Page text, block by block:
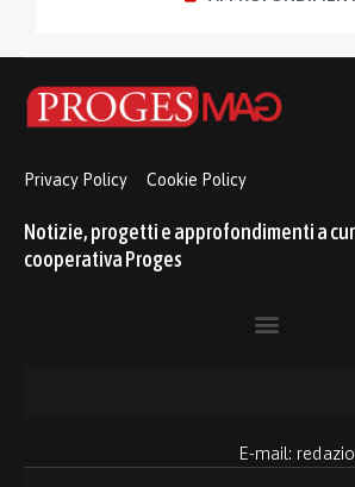
Privacy Policy Cookie Policy
Notizie, progetti e approfondimenti a
cooperativa Proges
E-mail: